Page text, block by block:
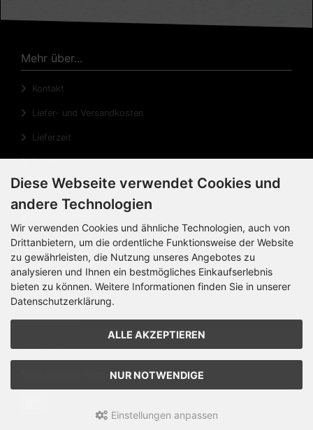
Mehr über...
Kontakt
Liefer- und Versandkosten
Lieferzeit
Rechnungsdaten
Cookie Einstellungen
Privatsphäre und Datenschutz
Widerrufsrecht
Widerrufsformular
Impressum
Newsletter-Anmeldung
Diese Webseite verwendet Cookies und
andere Technologien
Wir verwenden Cookies und ähnliche Technologien, auch von
Drittanbietern, um die ordentliche Funktionsweise der Website
zu gewährleisten, die Nutzung unseres Angebotes zu
analysieren und Ihnen ein bestmögliches Einkaufserlebnis
bieten zu können. Weitere Informationen finden Sie in unserer
Datenschutzerklärung.
ALLE AKZEPTIEREN
NUR NOTWENDIGE
Einstellungen anpassen